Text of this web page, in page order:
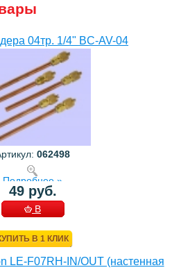
04тр. 1/4" BC-AV-04
062498
Подробнее »
49 руб.
В
В 1 КЛИК
LE-F07RH-IN/OUT (настенная